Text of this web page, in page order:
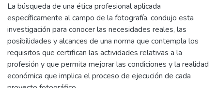
La búsqueda de una ética profesional aplicada
específicamente al campo de la fotografía, condujo esta
investigación para conocer las necesidades reales, las
posibilidades y alcances de una norma que contempla los
requisitos que certifican las actividades relativas a la
profesión y que permita mejorar las condiciones y la realidad
económica que implica el proceso de ejecución de cada